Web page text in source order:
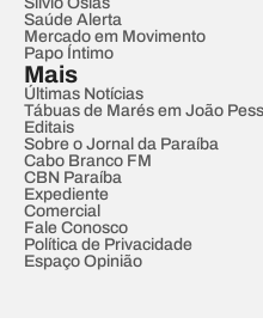
Saúde Alerta
Mercado em Movimento
Papo Íntimo
Mais
Últimas Notícias
Tábuas de Marés em João
Editais
Sobre o Jornal da Paraíba
Cabo Branco FM
CBN Paraíba
Expediente
Comercial
Fale Conosco
Política de Privacidade
Espaço Opinião